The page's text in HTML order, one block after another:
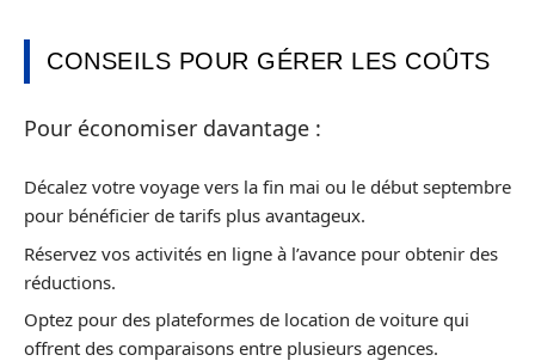
CONSEILS POUR GÉRER LES COÛTS
Pour économiser davantage :
Décalez votre voyage vers la fin mai ou le début septembre
pour bénéficier de tarifs plus avantageux.
Réservez vos activités en ligne à l’avance pour obtenir des
réductions.
Optez pour des plateformes de location de voiture qui
offrent des comparaisons entre plusieurs agences.